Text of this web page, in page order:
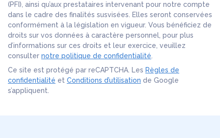
(PFI), ainsi qu’aux prestataires intervenant pour notre compte
dans le cadre des finalités susvisées. Elles seront conservées
conformément à la législation en vigueur. Vous bénéficiez de
droits sur vos données à caractère personnel, pour plus
d’informations sur ces droits et leur exercice, veuillez
consulter notre politique de confidentialité
Ce site est protégé par reCAPTCHA. Les Règles de
confidentialité et Conditions d’utilisation de Google
s’appliquent.